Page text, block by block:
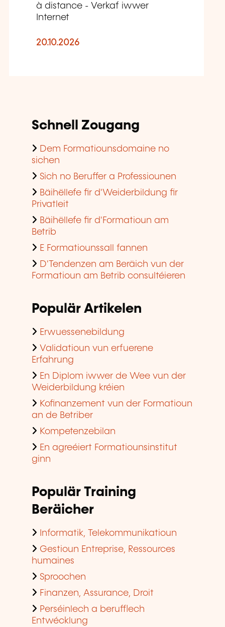
à distance - Verkaf iwwer
Internet
20.10.2026
Schnell Zougang
Dem Formatiounsdomaine no
sichen
Sich no Beruffer a Professiounen
Bäihëllefe fir d'Weiderbildung fir
Privatleit
Bäihëllefe fir d'Formatioun am
Betrib
E Formatiounssall fannen
D'Tendenzen am Beräich vun der
Formatioun am Betrib consultéieren
Populär Artikelen
Erwuessenebildung
Validatioun vun erfuerene
Erfahrung
En Diplom iwwer de Wee vun der
Weiderbildung kréien
Kofinanzement vun der Formatioun
an de Betriber
Kompetenzebilan
En agreéiert Formatiounsinstitut
ginn
Populär Training
Beräicher
Informatik, Telekommunikatioun
Gestioun Entreprise, Ressources
humaines
Sproochen
Finanzen, Assurance, Droit
Perséinlech a berufflech
Entwécklung